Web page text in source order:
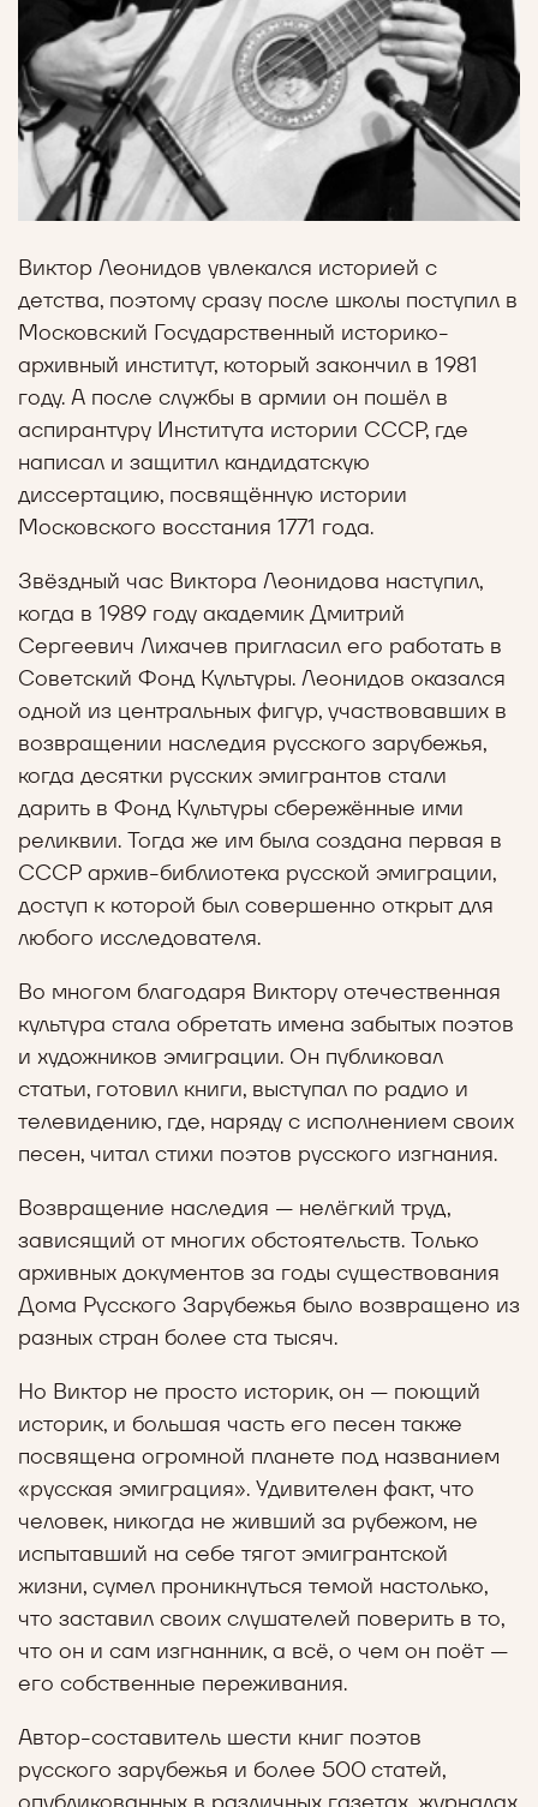
Виктор Леонидов увлекался историей с
детства, поэтому сразу после школы поступил в
Московский Государственный историко-
архивный институт, который закончил в 1981
году. А после службы в армии он пошёл в
аспирантуру Института истории СССР, где
написал и защитил кандидатскую
диссертацию, посвящённую истории
Московского восстания 1771 года.
Звёздный час Виктора Леонидова наступил,
когда в 1989 году академик Дмитрий
Сергеевич Лихачев пригласил его работать в
Советский Фонд Культуры. Леонидов оказался
одной из центральных фигур, участвовавших в
возвращении наследия русского зарубежья,
когда десятки русских эмигрантов стали
дарить в Фонд Культуры сбережённые ими
реликвии. Тогда же им была создана первая в
СССР архив-библиотека русской эмиграции,
доступ к которой был совершенно открыт для
любого исследователя.
Во многом благодаря Виктору отечественная
культура стала обретать имена забытых поэтов
и художников эмиграции. Он публиковал
статьи, готовил книги, выступал по радио и
телевидению, где, наряду с исполнением своих
песен, читал стихи поэтов русского изгнания.
Возвращение наследия — нелёгкий труд,
зависящий от многих обстоятельств. Только
архивных документов за годы существования
Дома Русского Зарубежья было возвращено из
разных стран более ста тысяч.
Но Виктор не просто историк, он — поющий
историк, и большая часть его песен также
посвящена огромной планете под названием
«русская эмиграция». Удивителен факт, что
человек, никогда не живший за рубежом, не
испытавший на себе тягот эмигрантской
жизни, сумел проникнуться темой настолько,
что заставил своих слушателей поверить в то,
что он и сам изгнанник, а всё, о чем он поёт —
его собственные переживания.
Автор-составитель шести книг поэтов
русского зарубежья и более 500 статей,
опубликованных в различных газетах, журналах